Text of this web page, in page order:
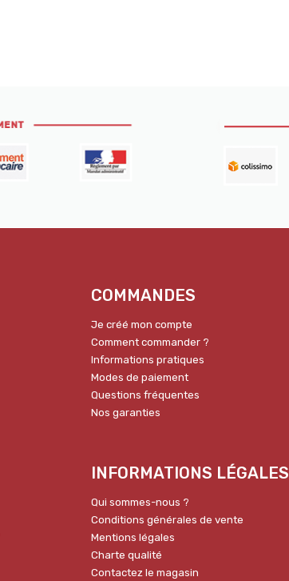
COMMANDES
Je créé mon compte
Comment commander ?
Informations pratiques
Modes de paiement
Questions fréquentes
Nos garanties
INFORMATIONS LÉGALES
Qui sommes-nous ?
Conditions générales de vente
Mentions légales
Charte qualité
Contactez le magasin